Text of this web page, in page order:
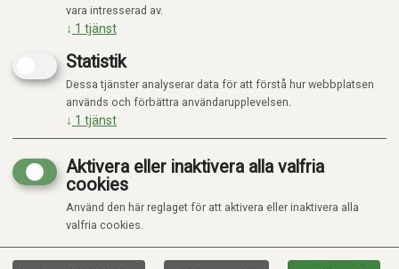
vara intresserad av.
↓ 1 tjänst
Statistik
Dessa tjänster analyserar data för att förstå hur webbplatsen
används och förbättra användarupplevelsen.
↓ 1 tjänst
Aktivera eller inaktivera alla valfria
cookies
Använd den här reglaget för att aktivera eller inaktivera alla
valfria cookies.